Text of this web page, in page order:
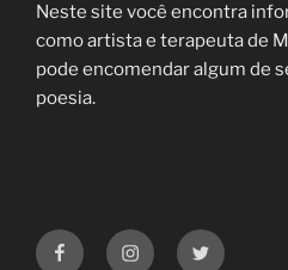
Neste site você encontra
como artista e terapeuta de
pode encomendar algum de
poesia.
FacebookInstagramTwitter